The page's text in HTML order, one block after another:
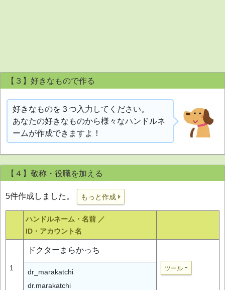
【３】好きなもので作る
好きなものを３つ入力してください。
あなたの好きなものから様々なハンドルネ
ームが作成できますよ！
【４】敬称・役職を加える
5件作成しました。 もっと作成
ハンドルネーム・名前 ／
ID・アカウント名
1
ドクターまらかっち
ツール
dr_marakatchi
dr.marakatchi